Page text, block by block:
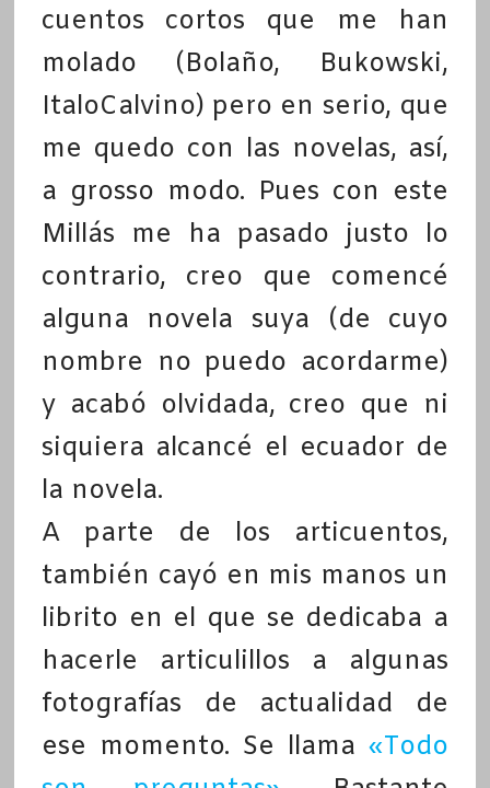
cuentos cortos que me han
molado (Bolaño, Bukowski,
ItaloCalvino) pero en serio, que
me quedo con las novelas, así,
a grosso modo. Pues con este
Millás me ha pasado justo lo
contrario, creo que comencé
alguna novela suya (de cuyo
nombre no puedo acordarme)
y acabó olvidada, creo que ni
siquiera alcancé el ecuador de
la novela.
A parte de los articuentos,
también cayó en mis manos un
librito en el que se dedicaba a
hacerle articulillos a algunas
fotografías de actualidad de
ese momento. Se llama«Todo